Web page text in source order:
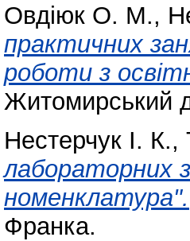
Овдіюк О. М.,
практичних
роботи з
Житомирський
Нестерчук І. К.,
лабораторних
номенклатура".
Франка.